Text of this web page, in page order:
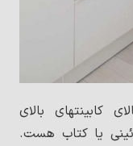
کابینتهای بالای
یا کتاب هست.